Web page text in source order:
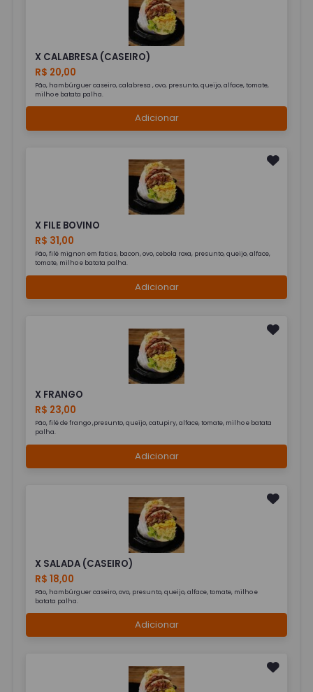
X CALABRESA (CASEIRO)
R$ 20,00
Pão, hambúrguer caseiro, calabresa , ovo, presunto, queijo, alface, tomate,
milho e batata palha.
Adicionar
X FILE BOVINO
R$ 31,00
Pão, filé mignon em fatias, bacon, ovo, cebola roxa, presunto, queijo, alface,
tomate, milho e batata palha.
Adicionar
X FRANGO
R$ 23,00
Pão, filé de frango ,presunto, queijo, catupiry, alface, tomate, milho e batata
palha.
Adicionar
X SALADA (CASEIRO)
R$ 18,00
Pão, hambúrguer caseiro, ovo, presunto, queijo, alface, tomate, milho e
batata palha.
Adicionar